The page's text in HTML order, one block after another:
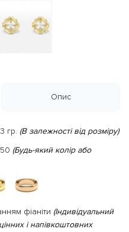
Опис
гр. (В залежності від розміру)
(Будь-який колір або
фіаніти (Індивідуальний
і напівкоштовних